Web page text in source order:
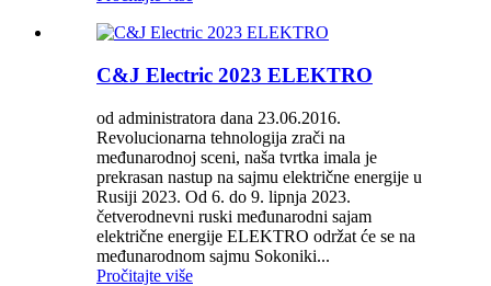
C&J Electric 2023 ELEKTRO
od administratora dana 23.06.2016.
Revolucionarna tehnologija zrači na
međunarodnoj sceni, naša tvrtka imala je
prekrasan nastup na sajmu električne energije u
Rusiji 2023. Od 6. do 9. lipnja 2023.
četverodnevni ruski međunarodni sajam
električne energije ELEKTRO održat će se na
međunarodnom sajmu Sokoniki...
Pročitajte više